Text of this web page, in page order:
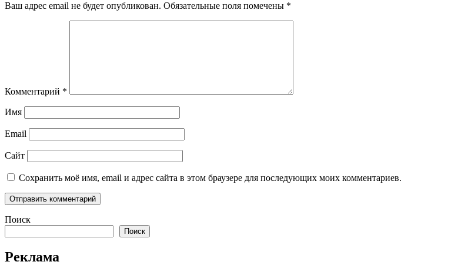
Ваш адрес email не будет опубликован. Обязательные поля помечены *
Комментарий *
Имя
Email
Сайт
Сохранить моё имя, email и адрес сайта в этом браузере для последующих моих комментариев.
Поиск
Поиск
Реклама